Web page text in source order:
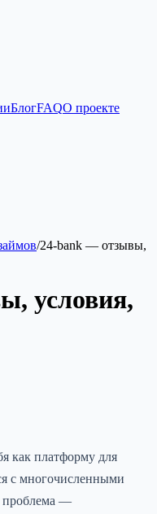
БлогFAQО проекте
/24-bank — отзывы,
условия,
как платформу для
с многочисленными
проблема —